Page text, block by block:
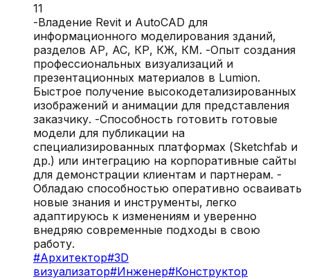
11
-Владение Revit и AutoCAD для
информационного моделирования зданий,
разделов АР, АС, КР, КЖ, КМ. -Опыт создания
профессиональных визуализаций и
презентационных материалов в Lumion.
Быстрое получение высокодетализированных
изображений и анимации для представления
заказчику. -Способность готовить готовые
модели для публикации на
специализированных платформах (Sketchfab и
др.) или интеграцию на корпоративные сайты
для демонстрации клиентам и партнерам. -
Обладаю способностью оперативно осваивать
новые знания и инструменты, легко
адаптируюсь к изменениям и уверенно
внедряю современные подходы в свою
работу.
#Архитектор#3D
визуализатор#Инженер#Конструктор